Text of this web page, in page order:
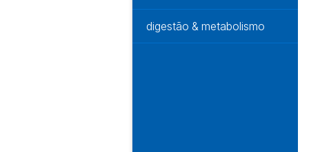
digestão & metabolismo